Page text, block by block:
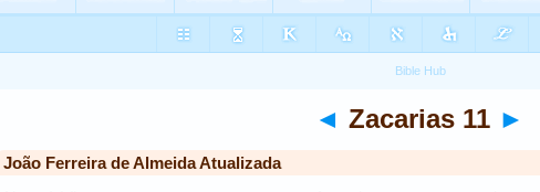
◄ Zacarias 11 ►
João Ferreira de Almeida Atualizada